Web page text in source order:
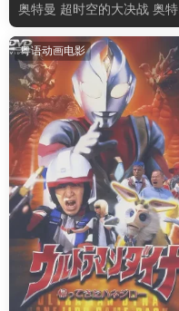
奥特曼 超时空的大决战 奥特
曼超时空大决战粤语版
粤语动画电影